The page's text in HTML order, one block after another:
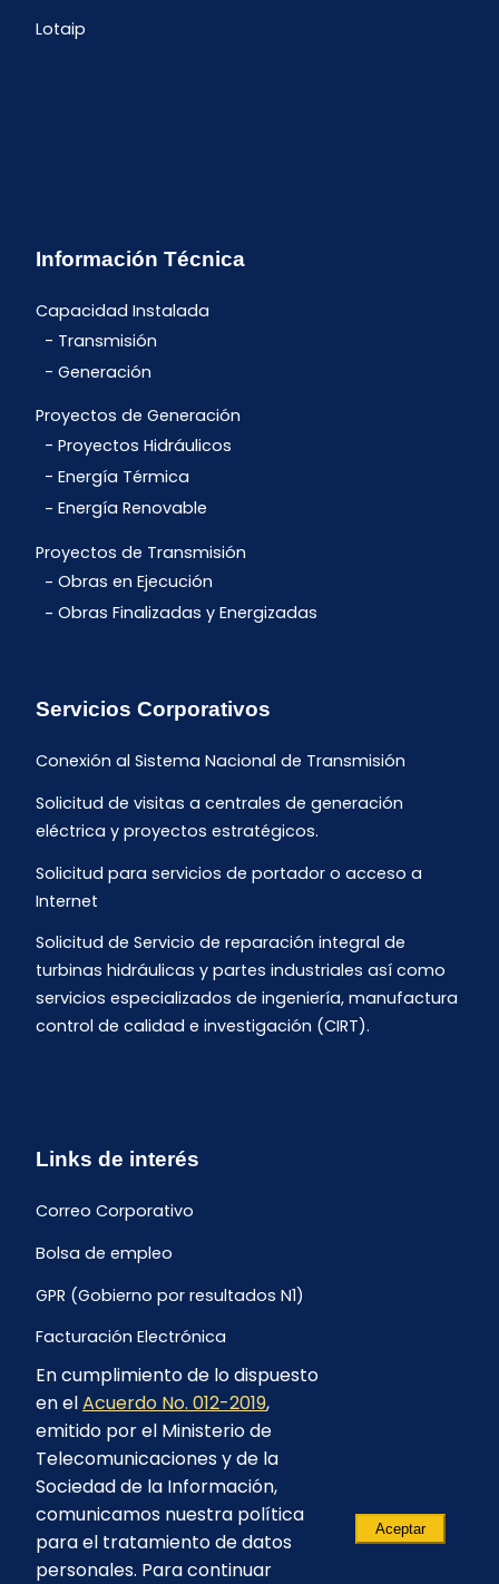
Lotaip
Información Técnica
Capacidad Instalada
Transmisión
Generación
Proyectos de Generación
Proyectos Hidráulicos
Energía Térmica
Energía Renovable
Proyectos de Transmisión
Obras en Ejecución
Obras Finalizadas y Energizadas
Servicios Corporativos
Conexión al Sistema Nacional de Transmisión
Solicitud de visitas a centrales de generación
eléctrica y proyectos estratégicos.
Solicitud para servicios de portador o acceso a
Internet
Solicitud de Servicio de reparación integral de
turbinas hidráulicas y partes industriales así como
servicios especializados de ingeniería, manufactura
control de calidad e investigación (CIRT).
Links de interés
Correo Corporativo
Bolsa de empleo
GPR (Gobierno por resultados N1)
Facturación Electrónica
Archivo Histórico de Facturación
Portal Ambiental y Social
Proyecto Geotérmico Chachimbiro
Contratación consultoría mediante “Lista Corta”
Reglamento de Procesos Asociativos
En cumplimiento de lo dispuesto
en elAcuerdo No. 012-2019,
emitido por el Ministerio de
Telecomunicaciones y de la
Sociedad de la Información,
comunicamos nuestra política
para el tratamiento de datos
personales. Para continuar
Aceptar